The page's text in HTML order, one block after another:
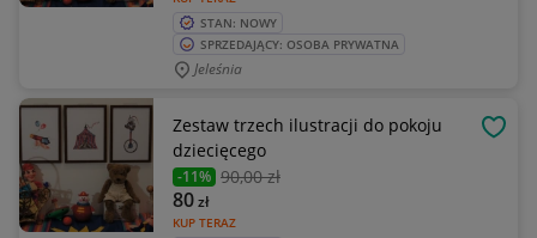
STAN: NOWY
SPRZEDAJĄCY: OSOBA PRYWATNA
Jeleśnia
Zestaw trzech ilustracji do pokoju
dziecięcego
-11% 90,00 zł
KUP TERAZ
80zł